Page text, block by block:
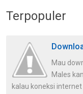
Terpopuler
Mau
Males
kalau koneksi internet